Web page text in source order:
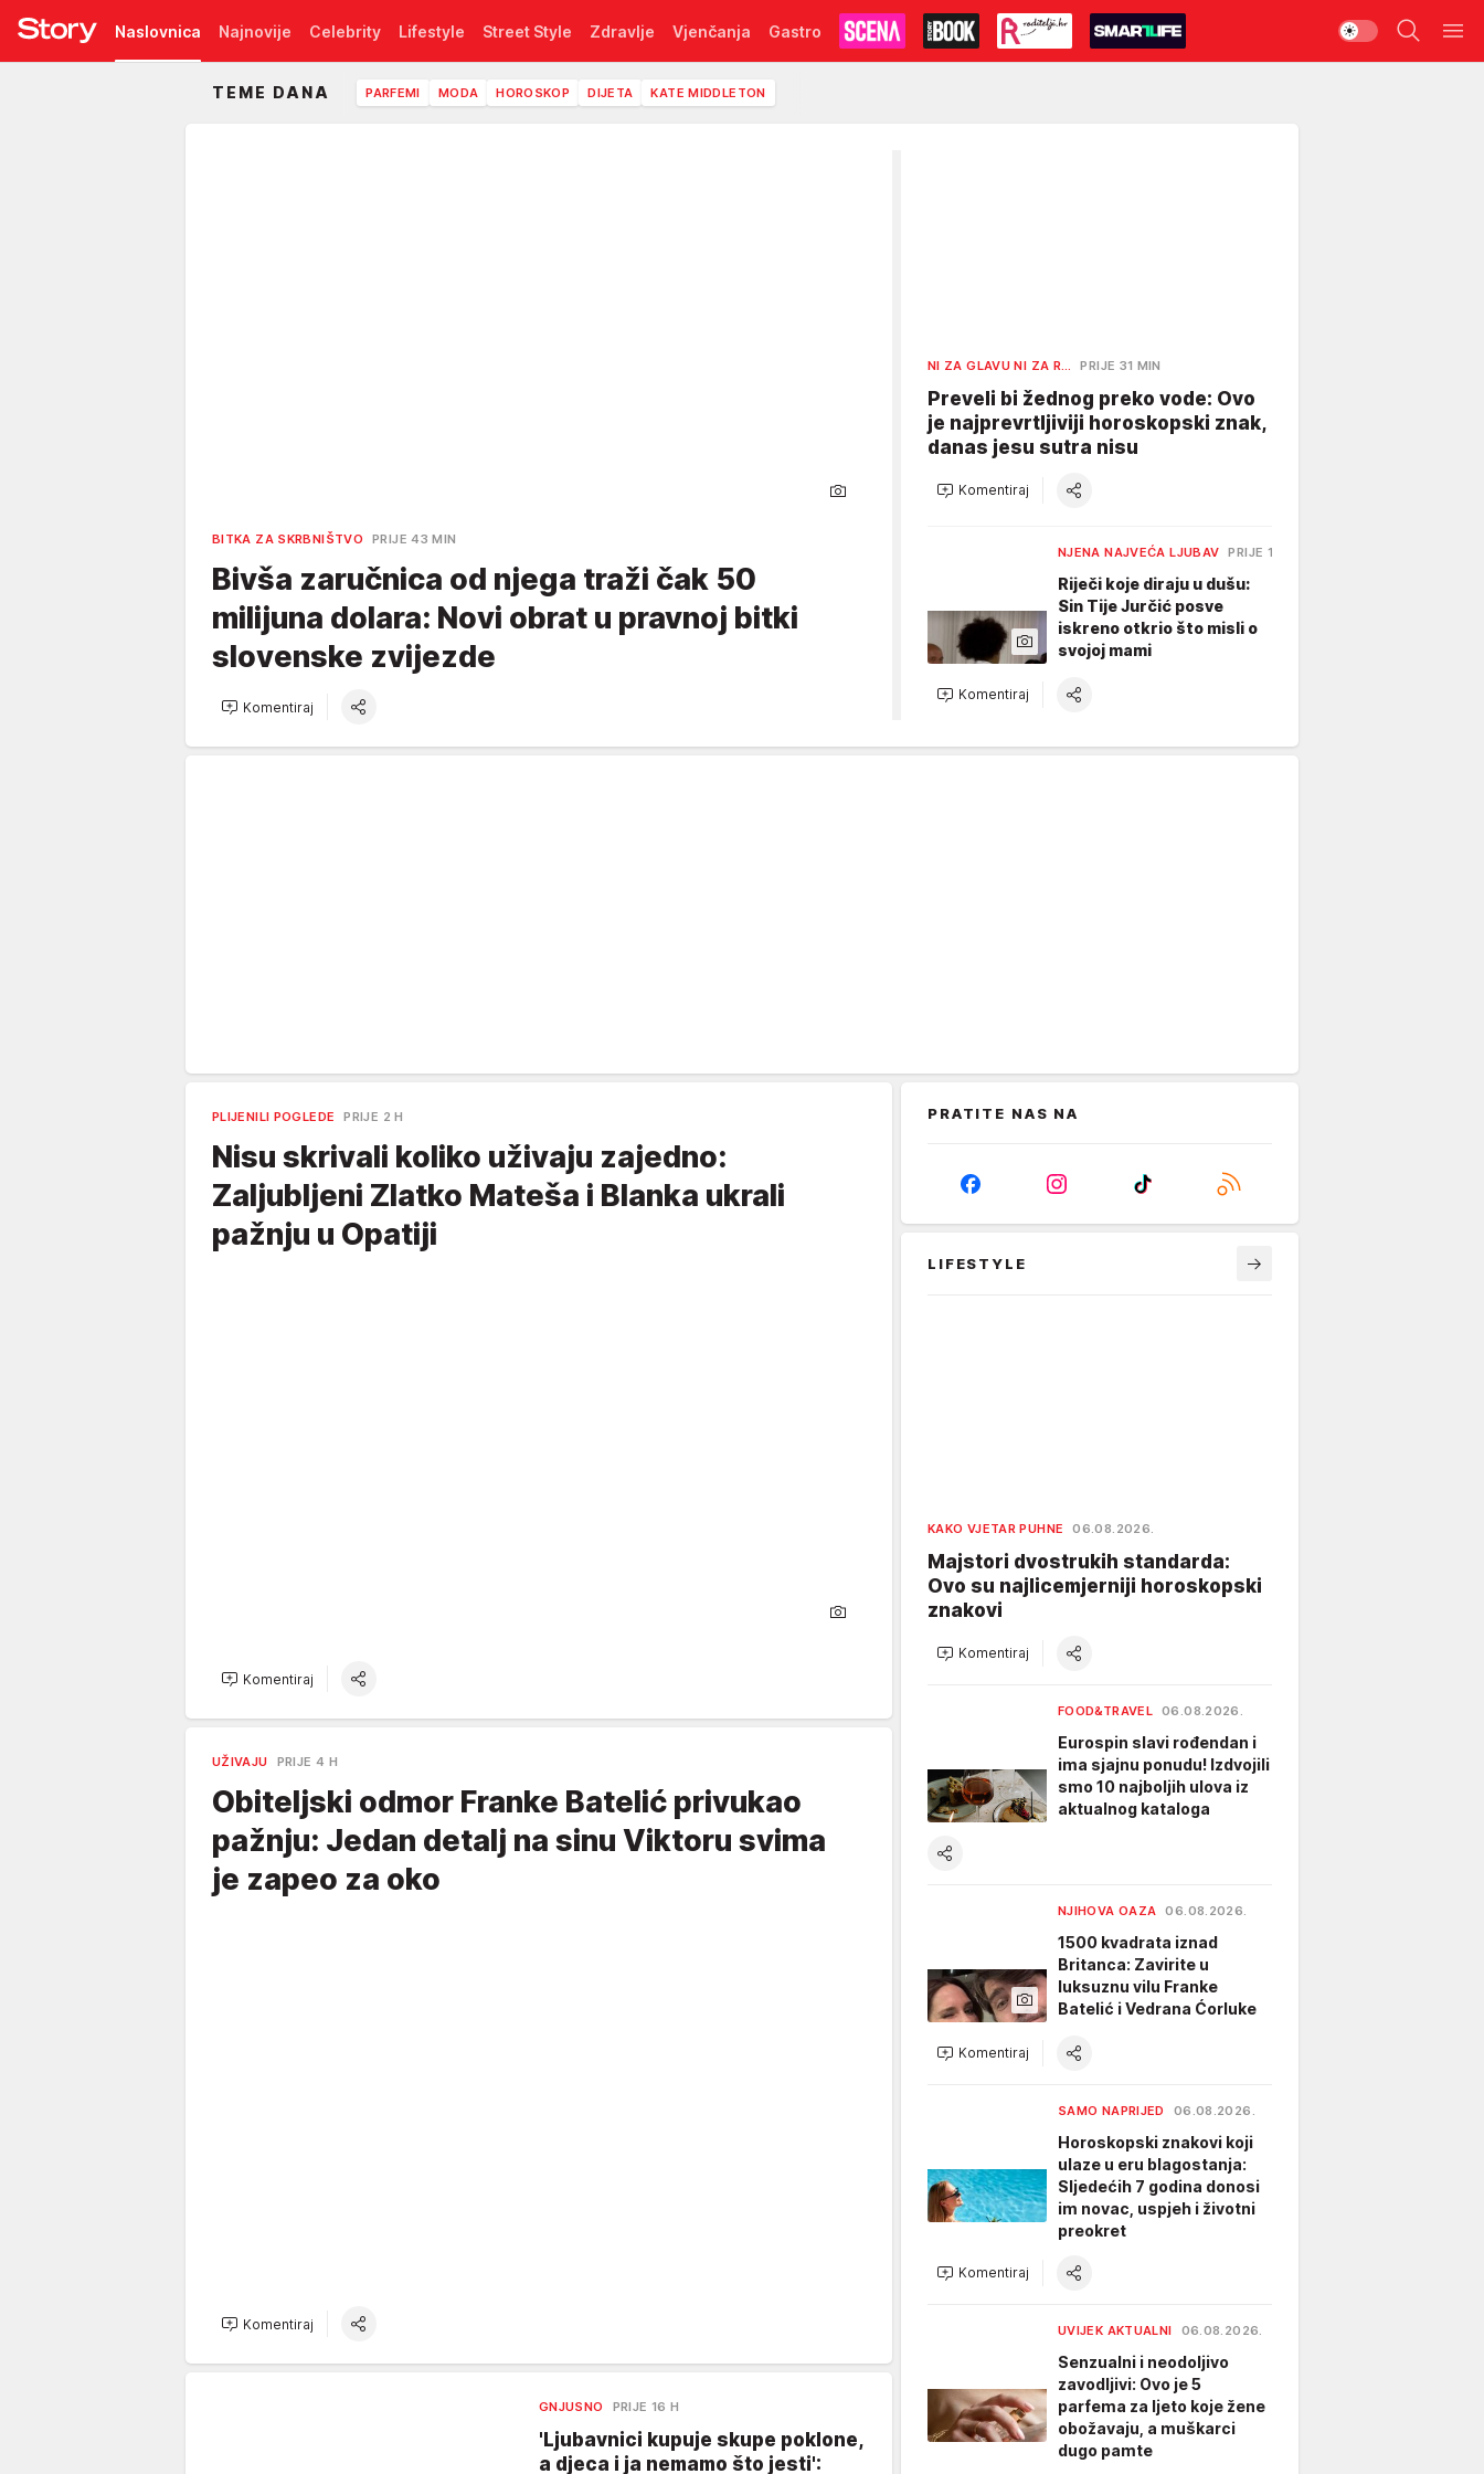
Naslovnica Najnovije Celebrity Lifestyle Street Style Zdravlje Vjenčanja Gastro
TEME DANA PARFEMI MODA HOROSKOP DIJETA KATE MIDDLETON
BITKA ZA SKRBNIŠTVO PRIJE 43 MIN
Bivša zaručnica od njega traži čak 50
milijuna dolara: Novi obrat u pravnoj bitki
slovenske zvijezde
Komentiraj
NI ZA GLAVU NI ZA R… PRIJE 31 MIN
Preveli bi žednog preko vode: Ovo
je najprevrtljiviji horoskopski znak,
danas jesu sutra nisu
Komentiraj
NJENA NAJVEĆA LJUBAV PRIJE 1 H
Riječi koje diraju u dušu:
Sin Tije Jurčić posve
iskreno otkrio što misli o
svojoj mami
Komentiraj
PLIJENILI POGLEDE PRIJE 2 H
Nisu skrivali koliko uživaju zajedno:
Zaljubljeni Zlatko Mateša i Blanka ukrali
pažnju u Opatiji
Komentiraj
UŽIVAJU PRIJE 4 H
Obiteljski odmor Franke Batelić privukao
pažnju: Jedan detalj na sinu Viktoru svima
je zapeo za oko
Komentiraj
GNJUSNO PRIJE 16 H
'Ljubavnici kupuje skupe poklone,
a djeca i ja nemamo što jesti':
PRATITE NAS NA
LIFESTYLE
KAKO VJETAR PUHNE 06.08.2026.
Majstori dvostrukih standarda:
Ovo su najlicemjerniji horoskopski
znakovi
Komentiraj
FOOD&TRAVEL 06.08.2026.
Eurospin slavi rođendan i
ima sjajnu ponudu! Izdvojili
smo 10 najboljih ulova iz
aktualnog kataloga
NJIHOVA OAZA 06.08.2026.
1500 kvadrata iznad
Britanca: Zavirite u
luksuznu vilu Franke
Batelić i Vedrana Ćorluke
Komentiraj
SAMO NAPRIJED 06.08.2026.
Horoskopski znakovi koji
ulaze u eru blagostanja:
Sljedećih 7 godina donosi
im novac, uspjeh i životni
preokret
Komentiraj
UVIJEK AKTUALNI 06.08.2026.
Senzualni i neodoljivo
zavodljivi: Ovo je 5
parfema za ljeto koje žene
obožavaju, a muškarci
dugo pamte